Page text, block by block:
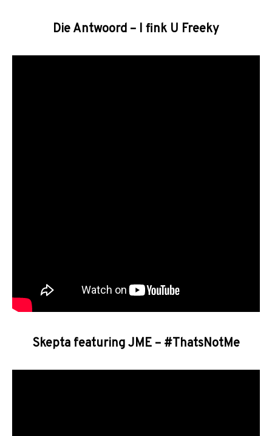
Die Antwoord – I fink U Freeky
Skepta featuring JME – #ThatsNotMe